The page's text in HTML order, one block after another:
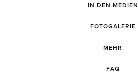
IN DEN MEDIEN
FOTOGALERIE
MEHR
FAQ